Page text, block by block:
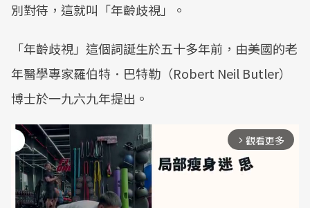
別對待，這就叫「年齡歧視」。
「年齡歧視」這個詞誕生於五十多年前，由美國的老
年醫學專家羅伯特．巴特勒（Robert Neil Butler）
博士於一九六九年提出。
arrow_forward_ios 觀看更多